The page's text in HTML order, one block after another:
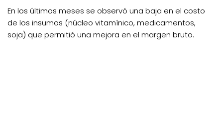
En los últimos meses se observó una baja en el costo
de los insumos (núcleo vitamínico, medicamentos,
soja) que permitió una mejora en el margen bruto.